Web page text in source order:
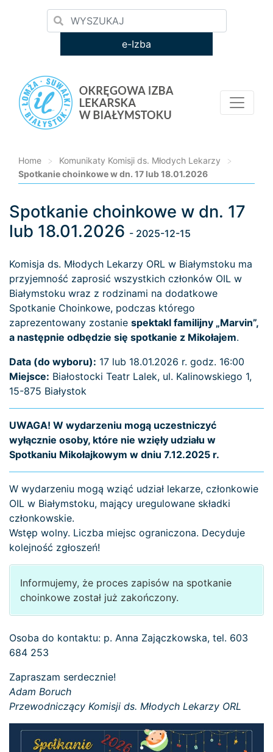
e-Izba
Home > Komunikaty Komisji ds. Młodych Lekarzy
>
Spotkanie choinkowe w dn. 17 lub 18.01.2026
Loading...
Spotkanie choinkowe w dn. 17
lub 18.01.2026 - 2025-12-15
Komisja ds. Młodych Lekarzy ORL w Białymstoku ma
przyjemność zaprosić wszystkich członków OIL w
Białymstoku wraz z rodzinami na dodatkowe
Spotkanie Choinkowe, podczas którego
zaprezentowany zostanie spektakl familijny „Marvin”,
a następnie odbędzie się spotkanie z Mikołajem.
Data (do wyboru): 17 lub 18.01.2026 r. godz. 16:00
Miejsce: Białostocki Teatr Lalek, ul. Kalinowskiego 1,
15-875 Białystok
UWAGA! W wydarzeniu mogą uczestniczyć
wyłącznie osoby, które nie wzięły udziału w
Spotkaniu Mikołajkowym w dniu 7.12.2025 r.
W wydarzeniu mogą wziąć udział lekarze, członkowie
OIL w Białymstoku, mający uregulowane składki
członkowskie.
Wstęp wolny. Liczba miejsc ograniczona. Decyduje
kolejność zgłoszeń!
Informujemy, że proces zapisów na spotkanie
choinkowe został już zakończony.
Osoba do kontaktu: p. Anna Zajączkowska, tel. 603
684 253
Zapraszam serdecznie!
Adam Boruch
Przewodniczący Komisji ds. Młodych Lekarzy ORL